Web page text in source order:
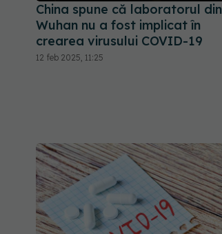
China spune că laboratorul din
Wuhan nu a fost implicat în
crearea virusului COVID-19
12 feb 2025, 11:25